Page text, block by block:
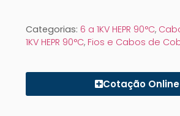
Categorias: 6 a 1KV HEPR 90°C,
1KV HEPR 90°C, Fios e Cabos de
Cotação Online